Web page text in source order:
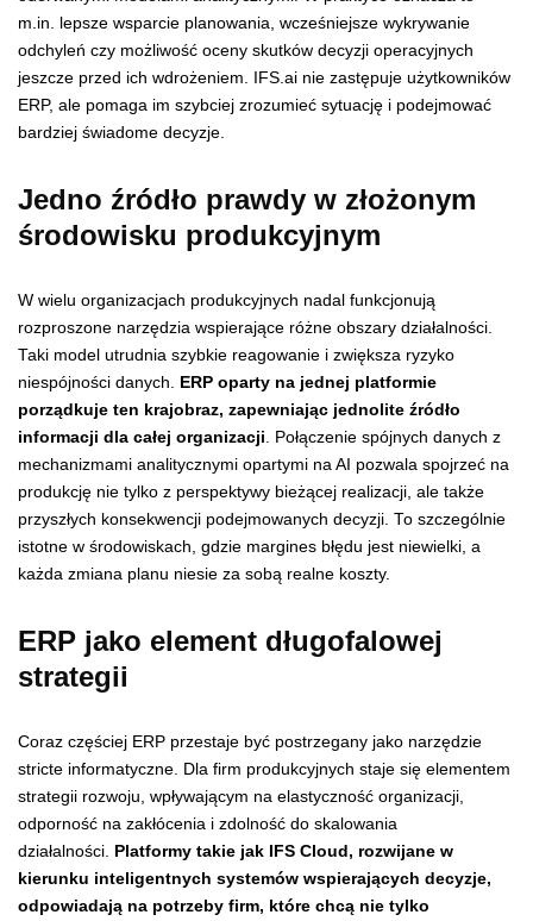
m.in. lepsze wsparcie planowania, wcześniejsze wykrywanie
odchyleń czy możliwość oceny skutków decyzji operacyjnych
jeszcze przed ich wdrożeniem. IFS.ai nie zastępuje użytkowników
ERP, ale pomaga im szybciej zrozumieć sytuację i podejmować
bardziej świadome decyzje.
Jedno źródło prawdy w złożonym
środowisku produkcyjnym
W wielu organizacjach produkcyjnych nadal funkcjonują
rozproszone narzędzia wspierające różne obszary działalności.
Taki model utrudnia szybkie reagowanie i zwiększa ryzyko
niespójności danych. ERP oparty na jednej platformie
porządkuje ten krajobraz, zapewniając jednolite źródło
informacji dla całej organizacji . Połączenie spójnych danych z
mechanizmami analitycznymi opartymi na AI pozwala spojrzeć na
produkcję nie tylko z perspektywy bieżącej realizacji, ale także
przyszłych konsekwencji podejmowanych decyzji. To szczególnie
istotne w środowiskach, gdzie margines błędu jest niewielki, a
każda zmiana planu niesie za sobą realne koszty.
ERP jako element długofalowej
strategii
Coraz częściej ERP przestaje być postrzegany jako narzędzie
stricte informatyczne. Dla firm produkcyjnych staje się elementem
strategii rozwoju, wpływającym na elastyczność organizacji,
odporność na zakłócenia i zdolność do skalowania
działalności. Platformy takie jak IFS Cloud, rozwijane w
kierunku inteligentnych systemów wspierających decyzje,
odpowiadają na potrzeby firm, które chcą nie tylko